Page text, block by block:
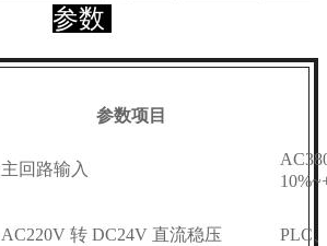
参数
参数项目
主回路输入
AC220V 转 DC24V 直流稳压 PLC